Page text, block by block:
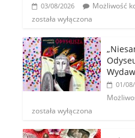
03/08/2026
Możliwość
została wyłączona
01/
została wyłączona